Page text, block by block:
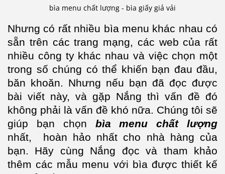
bìa menu chất lượng - bìa giấy giả vải
Nhưng có rất nhiều bìa menu khác nhau có
sẵn trên các trang mạng, các web của rất
nhiều công ty khác nhau và việc chọn một
trong số chúng có thể khiến bạn đau đầu,
băn khoăn. Nhưng nếu bạn đã đọc được
bài viết này, và gặp Nắng thì vấn đề đó
không phải là vấn đề khó nữa. Chúng tôi sẽ
giúp bạn chọn bìa menu chất lượng
nhất, hoàn hảo nhất cho nhà hàng của
bạn. Hãy cùng Nắng đọc và tham khảo
thêm các mẫu menu với bìa được thiết kế